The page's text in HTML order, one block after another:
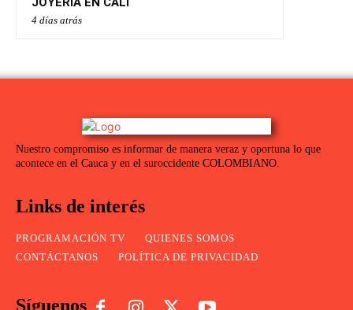
4 días atrás
Nuestro compromiso es informar de manera veraz y oportuna lo que
acontece en el Cauca y en el suroccidente COLOMBIANO.
Links de interés
PROGRAMACIÓN TV
QUIENES SOMOS
CONTÁCTANOS
POLÍTICA DE PRIVACIDAD
Síguenos